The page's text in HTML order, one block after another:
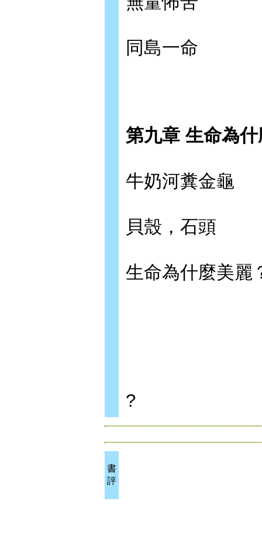
同島一命
第九章 生命為
牛奶河糞金龜
貝殼，石頭
生命為什麼美麗
?
書
評